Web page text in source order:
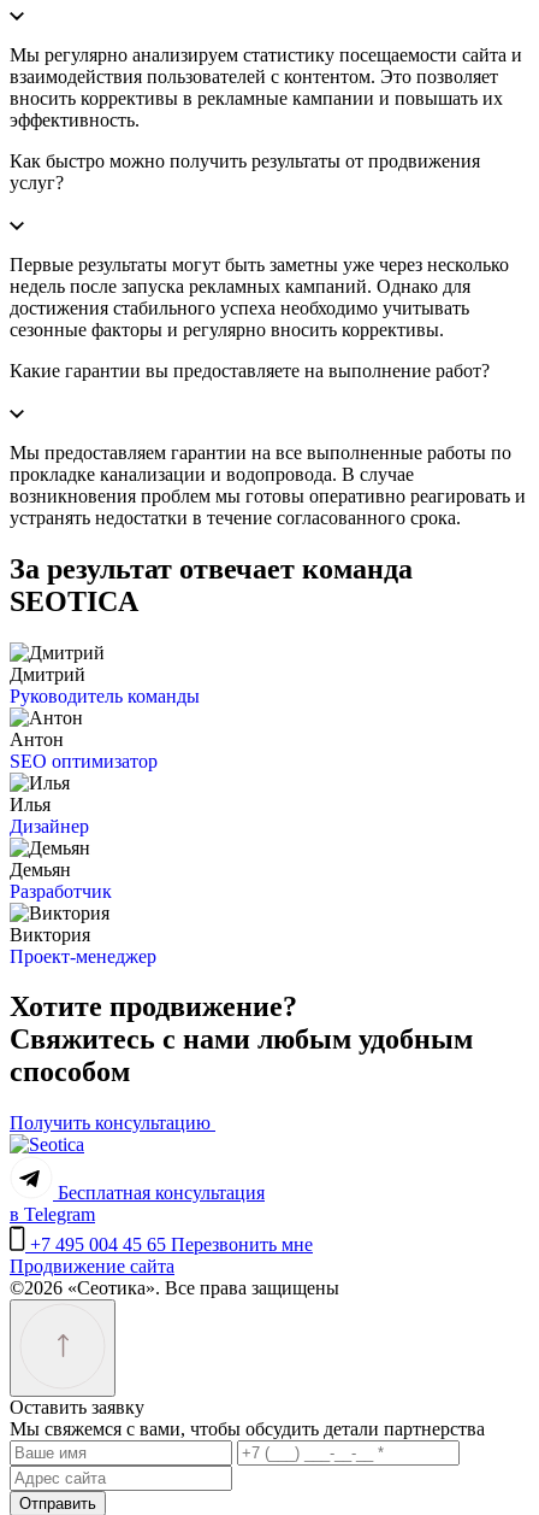
Мы регулярно анализируем статистику посещаемости сайта и
взаимодействия пользователей с контентом. Это позволяет
вносить коррективы в рекламные кампании и повышать их
эффективность.
Как быстро можно получить результаты от продвижения
услуг?
Первые результаты могут быть заметны уже через несколько
недель после запуска рекламных кампаний. Однако для
достижения стабильного успеха необходимо учитывать
сезонные факторы и регулярно вносить коррективы.
Какие гарантии вы предоставляете на выполнение работ?
Мы предоставляем гарантии на все выполненные работы по
прокладке канализации и водопровода. В случае
возникновения проблем мы готовы оперативно реагировать и
устранять недостатки в течение согласованного срока.
За результат отвечает команда
SEOTICA
Дмитрий
Руководитель команды
Антон
SEO оптимизатор
Илья
Дизайнер
Демьян
Разработчик
Виктория
Проект-менеджер
Хотите продвижение?
Свяжитесь с нами любым удобным
способом
Получить консультацию
Бесплатная консультация
в Telegram
+7 495 004 45 65 Перезвонить мне
Продвижение сайта
©2026 «Сеотика». Все права защищены
Оставить заявку
Мы свяжемся с вами, чтобы обсудить детали партнерства
Отправить